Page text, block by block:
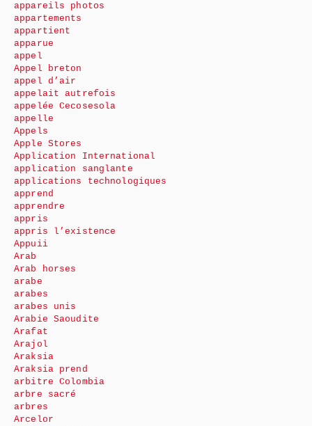
appareils photos
appartements
appartient
apparue
appel
Appel breton
appel d’air
appelait autrefois
appelée Cecosesola
appelle
Appels
Apple Stores
Application International
application sanglante
applications technologiques
apprend
apprendre
appris
appris l’existence
Appuii
Arab
Arab horses
arabe
arabes
arabes unis
Arabie Saoudite
Arafat
Arajol
Araksia
Araksia prend
arbitre Colombia
arbre sacré
arbres
Arcelor